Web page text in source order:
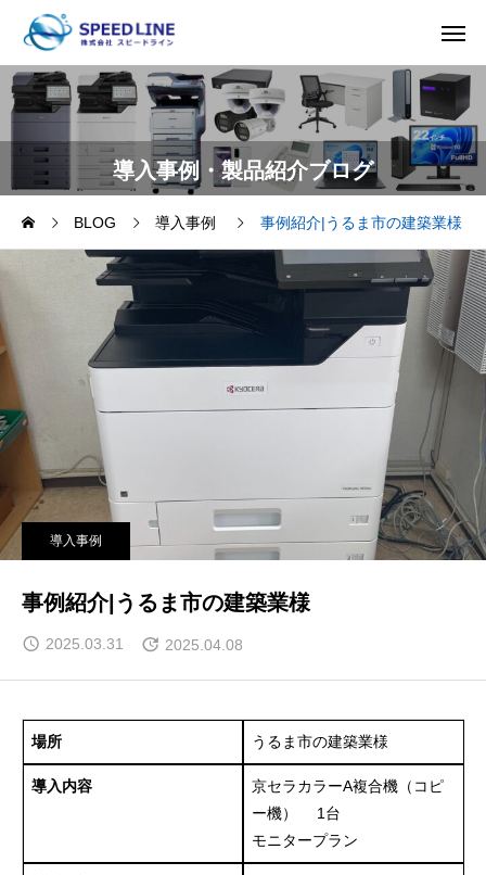
導入事例・製品紹介ブログ
BLOG 導入事例 事例紹介|うるま市の建築業様
導入事例
事例紹介|うるま市の建築業様
2025.03.31 2025.04.08
場所 うるま市の建築業様
導入内容
京セラカラーA複合機（コピ
ー機） 1台
モニタープラン